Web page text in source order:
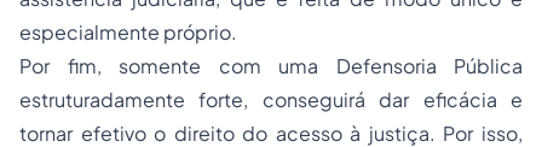
especialmente próprio.
Por fim, somente com uma Defensoria Pública
estruturadamente forte, conseguirá dar eficácia e
tornar efetivo o direito do acesso à justiça. Por isso,